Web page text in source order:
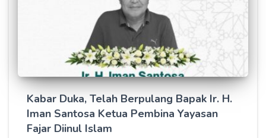
Kabar Duka, Telah Berpulang Bapak Ir. H.
Iman Santosa Ketua Pembina Yayasan
Fajar Diinul Islam